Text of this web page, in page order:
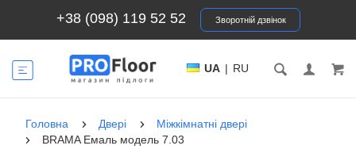
+38 (098) 119 52 52 Зворотній дзвінок
UA | RU
Головна Двері
Міжкімнатні двері
BRAMA Емаль модель 7.03